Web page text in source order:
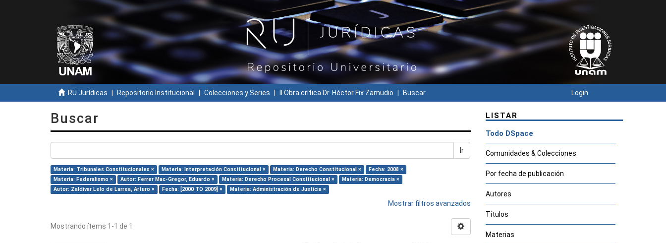
RU Jurídicas Repositorio Institucional Colecciones y Series II Obra crítica Dr. Héctor Fix Zamudio Buscar Login
Buscar
Ir
Materia: Tribunales Constitucionales × Materia: Interpretación Constitucional × Materia: Derecho Constitucional ×
Fecha: 2008 ×
Materia: Federalismo ×
Autor: Ferrer Mac-Gregor, Eduardo × Materia: Derecho Procesal Constitucional ×
Materia: Democracia ×
Autor: Zaldívar Lelo de Larrea, Arturo ×
Fecha: [2000 TO 2009] × Materia: Administración de Justicia ×
Mostrar filtros avanzados
Mostrando ítems 1-1 de 1
LISTAR
Todo DSpace
Comunidades & Colecciones
Por fecha de publicación
Autores
Títulos
Materias